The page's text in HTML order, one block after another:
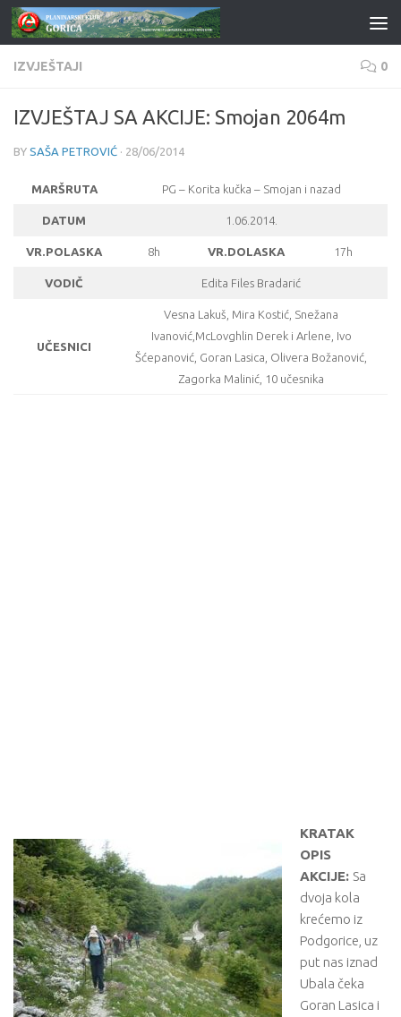
Skip to content
IZVJEŠTAJI 0
IZVJEŠTAJ SA AKCIJE: Smojan 2064m
BY SAŠA PETROVIĆ · 28/06/2014
MARŠRUTA PG – Korita kučka – Smojan i nazad
DATUM 1.06.2014.
VR.POLASKA 8h VR.DOLASKA 17h
VODIČ Edita Files Bradarić
UČESNICI
Vesna Lakuš, Mira Kostić, Snežana
Ivanović,McLovghlin Derek i Arlene, Ivo
Šćepanović, Goran Lasica, Olivera Božanović,
Zagorka Malinić, 10 učesnika
KRATAK
OPIS
AKCIJE: Sa
dvoja kola
krećemo iz
Podgorice, uz
put nas iznad
Ubala čeka
Goran Lasica i